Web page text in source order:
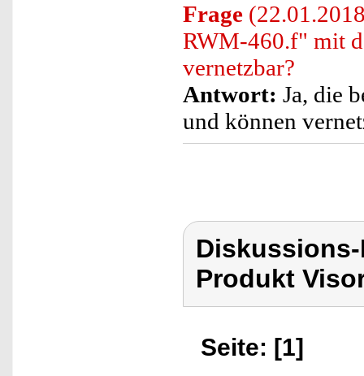
Frage
RWM-460.f" mit
vernetzbar?
Antwort: Ja, die
und können
Produkt
Seite: [1]